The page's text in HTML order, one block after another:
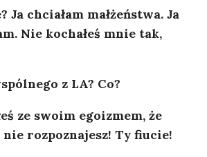
Ja chciałam małżeństwa. Ja
Nie kochałeś mnie tak,
z LA? Co?
ze swoim egoizmem, że
rozpoznajesz! Ty fiucie!